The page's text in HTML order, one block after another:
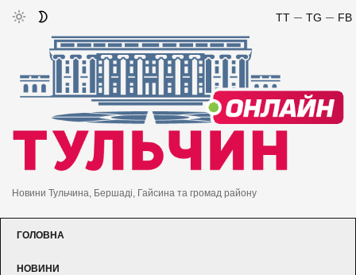
FB
TG
TT
Новини Тульчина, Бершаді, Гайсина та громад району
ГОЛОВНА
НОВИНИ